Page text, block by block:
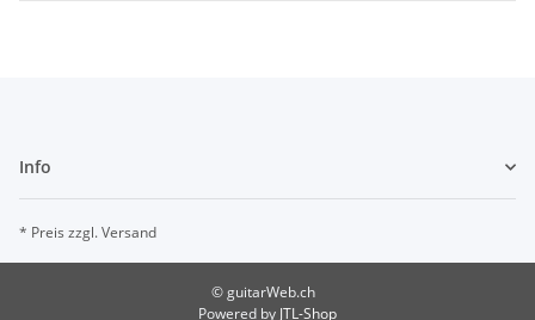
Info
* Preis zzgl. Versand
© guitarWeb.ch
Powered by JTL-Shop